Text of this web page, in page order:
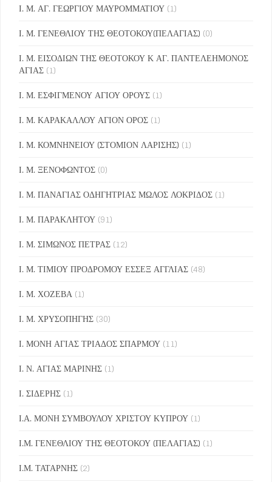
Ι. Μ. ΑΓ. ΓΕΩΡΓΙΟΥ ΜΑΥΡΟΜΜΑΤΙΟΥ (1)
Ι. Μ. ΓΕΝΕΘΛΙΟΥ ΤΗΣ ΘΕΟΤΟΚΟΥ(ΠΕΛΑΓΙΑΣ) (0)
Ι. Μ. ΕΙΣΟΔΙΩΝ ΤΗΣ ΘΕΟΤΟΚΟΥ Κ ΑΓ. ΠΑΝΤΕΛΕΗΜΟΝΟΣ
ΑΓΙΑΣ (1)
Ι. Μ. ΕΣΦΙΓΜΕΝΟΥ ΑΓΙΟΥ ΟΡΟΥΣ (1)
Ι. Μ. ΚΑΡΑΚΑΛΛΟΥ ΑΓΙΟΝ ΟΡΟΣ (1)
Ι. Μ. ΚΟΜΝΗΝΕΙΟΥ (ΣΤΟΜΙΟΝ ΛΑΡΙΣΗΣ) (1)
Ι. Μ. ΞΕΝΟΦΩΝΤΟΣ (0)
Ι. Μ. ΠΑΝΑΓΙΑΣ ΟΔΗΓΗΤΡΙΑΣ ΜΩΛΟΣ ΛΟΚΡΙΔΟΣ (1)
Ι. Μ. ΠΑΡΑΚΛΗΤΟΥ (91)
Ι. Μ. ΣΙΜΩΝΟΣ ΠΕΤΡΑΣ (12)
Ι. Μ. ΤΙΜΙΟΥ ΠΡΟΔΡΟΜΟΥ ΕΣΣΕΞ ΑΓΓΛΙΑΣ (48)
Ι. Μ. ΧΟΖΕΒΑ (1)
Ι. Μ. ΧΡΥΣΟΠΗΓΗΣ (30)
Ι. ΜΟΝΗ ΑΓΙΑΣ ΤΡΙΑΔΟΣ ΣΠΑΡΜΟΥ (11)
Ι. Ν. ΑΓΙΑΣ ΜΑΡΙΝΗΣ (1)
Ι. ΣΙΔΕΡΗΣ (1)
Ι.Α. ΜΟΝΗ ΣΥΜΒΟΥΛΟΥ ΧΡΙΣΤΟΥ ΚΥΠΡΟΥ (1)
Ι.Μ. ΓΕΝΕΘΛΙΟΥ ΤΗΣ ΘΕΟΤΟΚΟΥ (ΠΕΛΑΓΙΑΣ) (1)
Ι.Μ. ΤΑΤΑΡΝΗΣ (2)